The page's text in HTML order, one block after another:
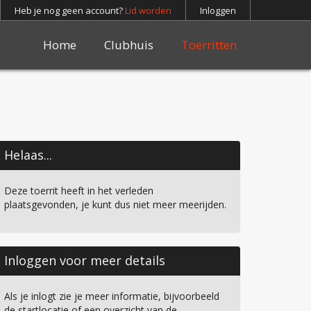
Heb je nog geen account?Lid worden Inloggen
Home Clubhuis Toerritten
Helaas...
Deze toerrit heeft in het verleden
plaatsgevonden, je kunt dus niet meer meerijden.
Inloggen voor meer details
Als je inlogt zie je meer informatie, bijvoorbeeld